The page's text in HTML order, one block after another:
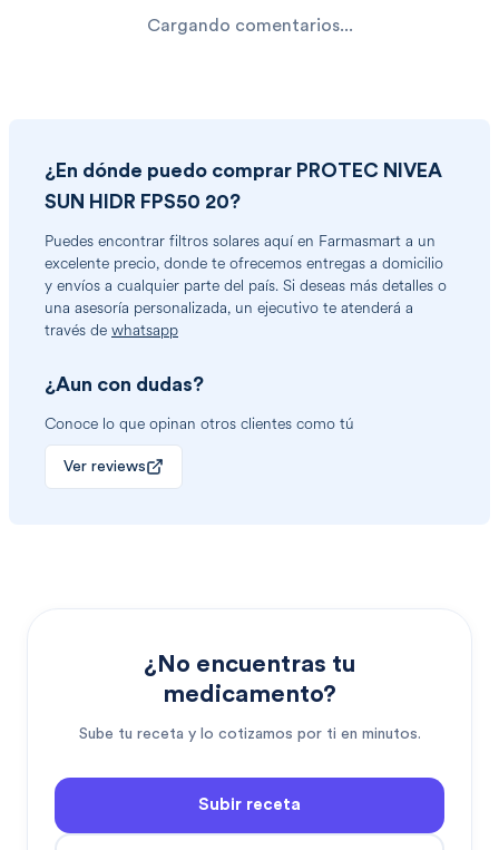
Cargando comentarios...
¿En dónde puedo comprar PROTEC NIVEA
SUN HIDR FPS50 20?
Puedes encontrar filtros solares aquí en Farmasmart a un
excelente precio, donde te ofrecemos entregas a domicilio
y envíos a cualquier parte del país. Si deseas más detalles o
una asesoría personalizada, un ejecutivo te atenderá a
través de whatsapp
¿Aun con dudas?
Conoce lo que opinan otros clientes como tú
Ver reviews
¿No encuentras tu
medicamento?
Sube tu receta y lo cotizamos por ti en minutos.
Subir receta